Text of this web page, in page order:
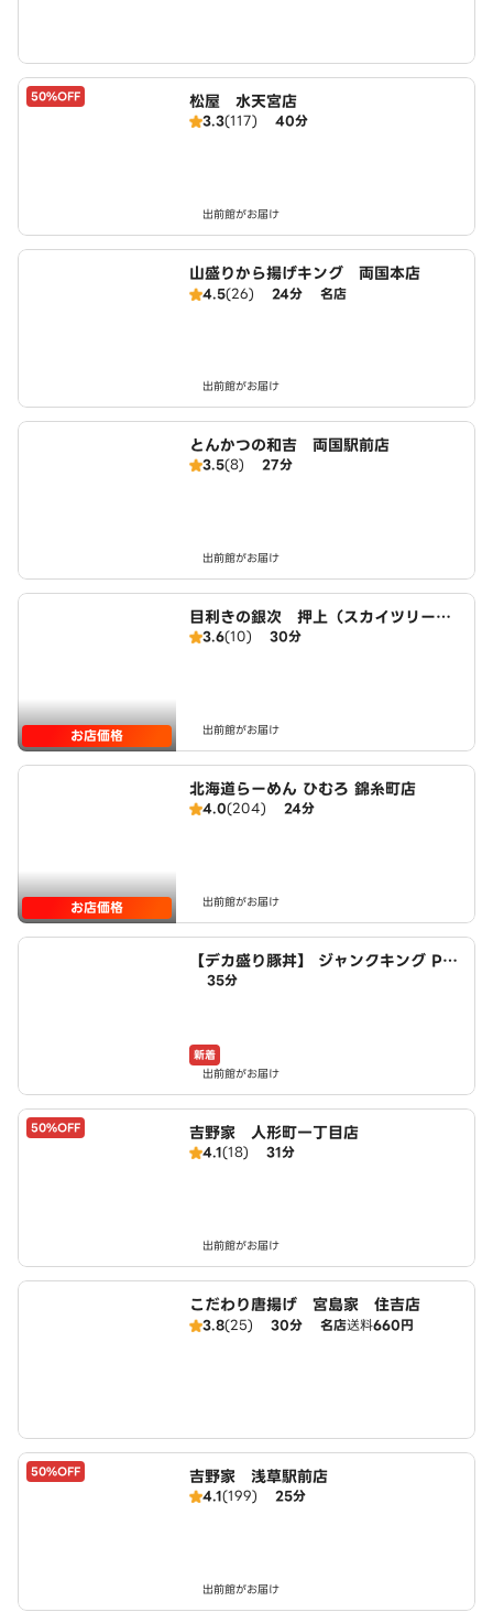
50%OFF 松屋 水天宮店
3.3(117) 40分
出前館がお届け
山盛りから揚げキング 両国本店
4.5(26) 24分 名店
出前館がお届け
とんかつの和吉 両国駅前店
3.5(8) 27分
出前館がお届け
お店価格
目利きの銀次 押上（スカイツリー
前）駅前店
3.6(10) 30分
出前館がお届け
お店価格
北海道らーめん ひむろ 錦糸町店
4.0(204) 24分
出前館がお届け
【デカ盛り豚丼】 ジャンクキング Por
k Rice－bowls Junk King 木場店
35分
新着
出前館がお届け
50%OFF 吉野家 人形町一丁目店
4.1(18) 31分
出前館がお届け
こだわり唐揚げ 宮島家 住吉店
3.8(25) 30分 名店送料660円
50%OFF 吉野家 浅草駅前店
4.1(199) 25分
出前館がお届け